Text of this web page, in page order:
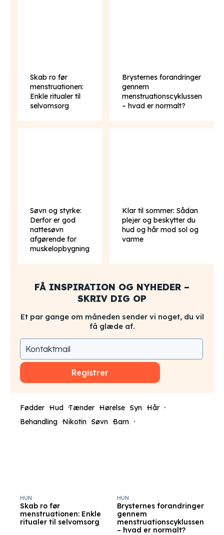
Skab ro før
menstruationen:
Enkle ritualer til
selvomsorg
Brysternes forandringer
gennem
menstruationscyklussen
– hvad er normalt?
Søvn og styrke:
Derfor er god
nattesøvn
afgørende for
muskelopbygning
Klar til sommer: Sådan
plejer og beskytter du
hud og hår mod sol og
varme
FÅ INSPIRATION OG NYHEDER –
SKRIV DIG OP
Et par gange om måneden sender vi noget, du vil
få glæde af.
Registrer
Fødder Hud Tænder Hørelse Syn Hår
Behandling Nikotin Søvn Barn
Skab ro før
menstruationen: Enkle
ritualer til selvomsorg
HUN
Brysternes forandringer
gennem
menstruationscyklussen
– hvad er normalt?
HUN